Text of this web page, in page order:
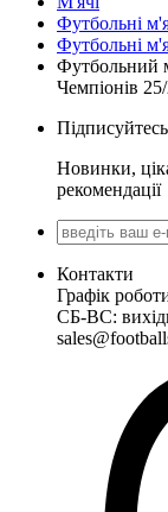
Футбольні
Футбольні
Футбольний
Чемпіонів
Новинки,
рекомендації
Контакти
Графік
СБ-ВС: